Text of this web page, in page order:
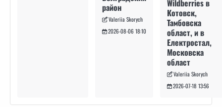
район
Valeriia Skorych
2026-08-06 18:10
Wildberries в
Котовск,
Тамбовска
област, и в
Електростал,
Московска
област
Valeriia Skorych
2026-07-18 13:56